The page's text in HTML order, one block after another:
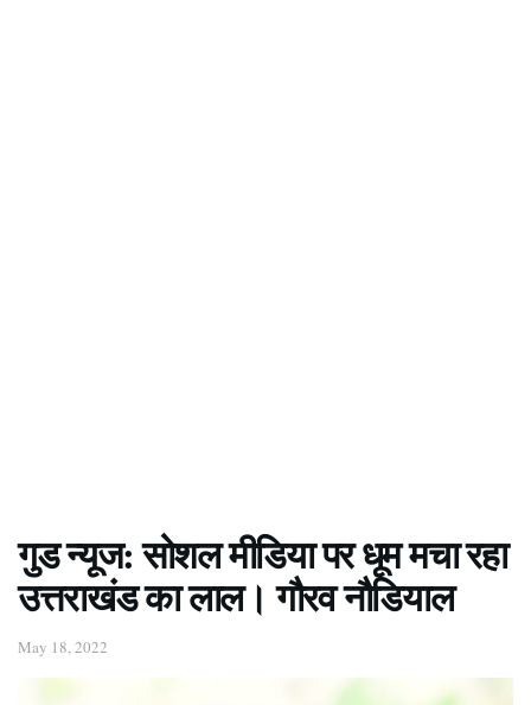
गुड न्यूज: सोशल मीडिया पर धूम मचा रहा
उत्तराखंड का लाल। गौरव नौडियाल
May 18, 2022